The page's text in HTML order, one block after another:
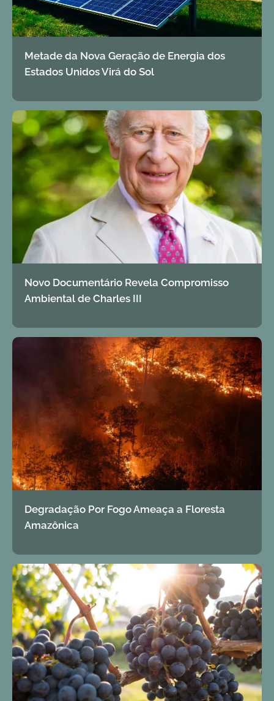
Metade da Nova Geração de Energia dos
Estados Unidos Virá do Sol
Novo Documentário Revela Compromisso
Ambiental de Charles III
Degradação Por Fogo Ameaça a Floresta
Amazônica